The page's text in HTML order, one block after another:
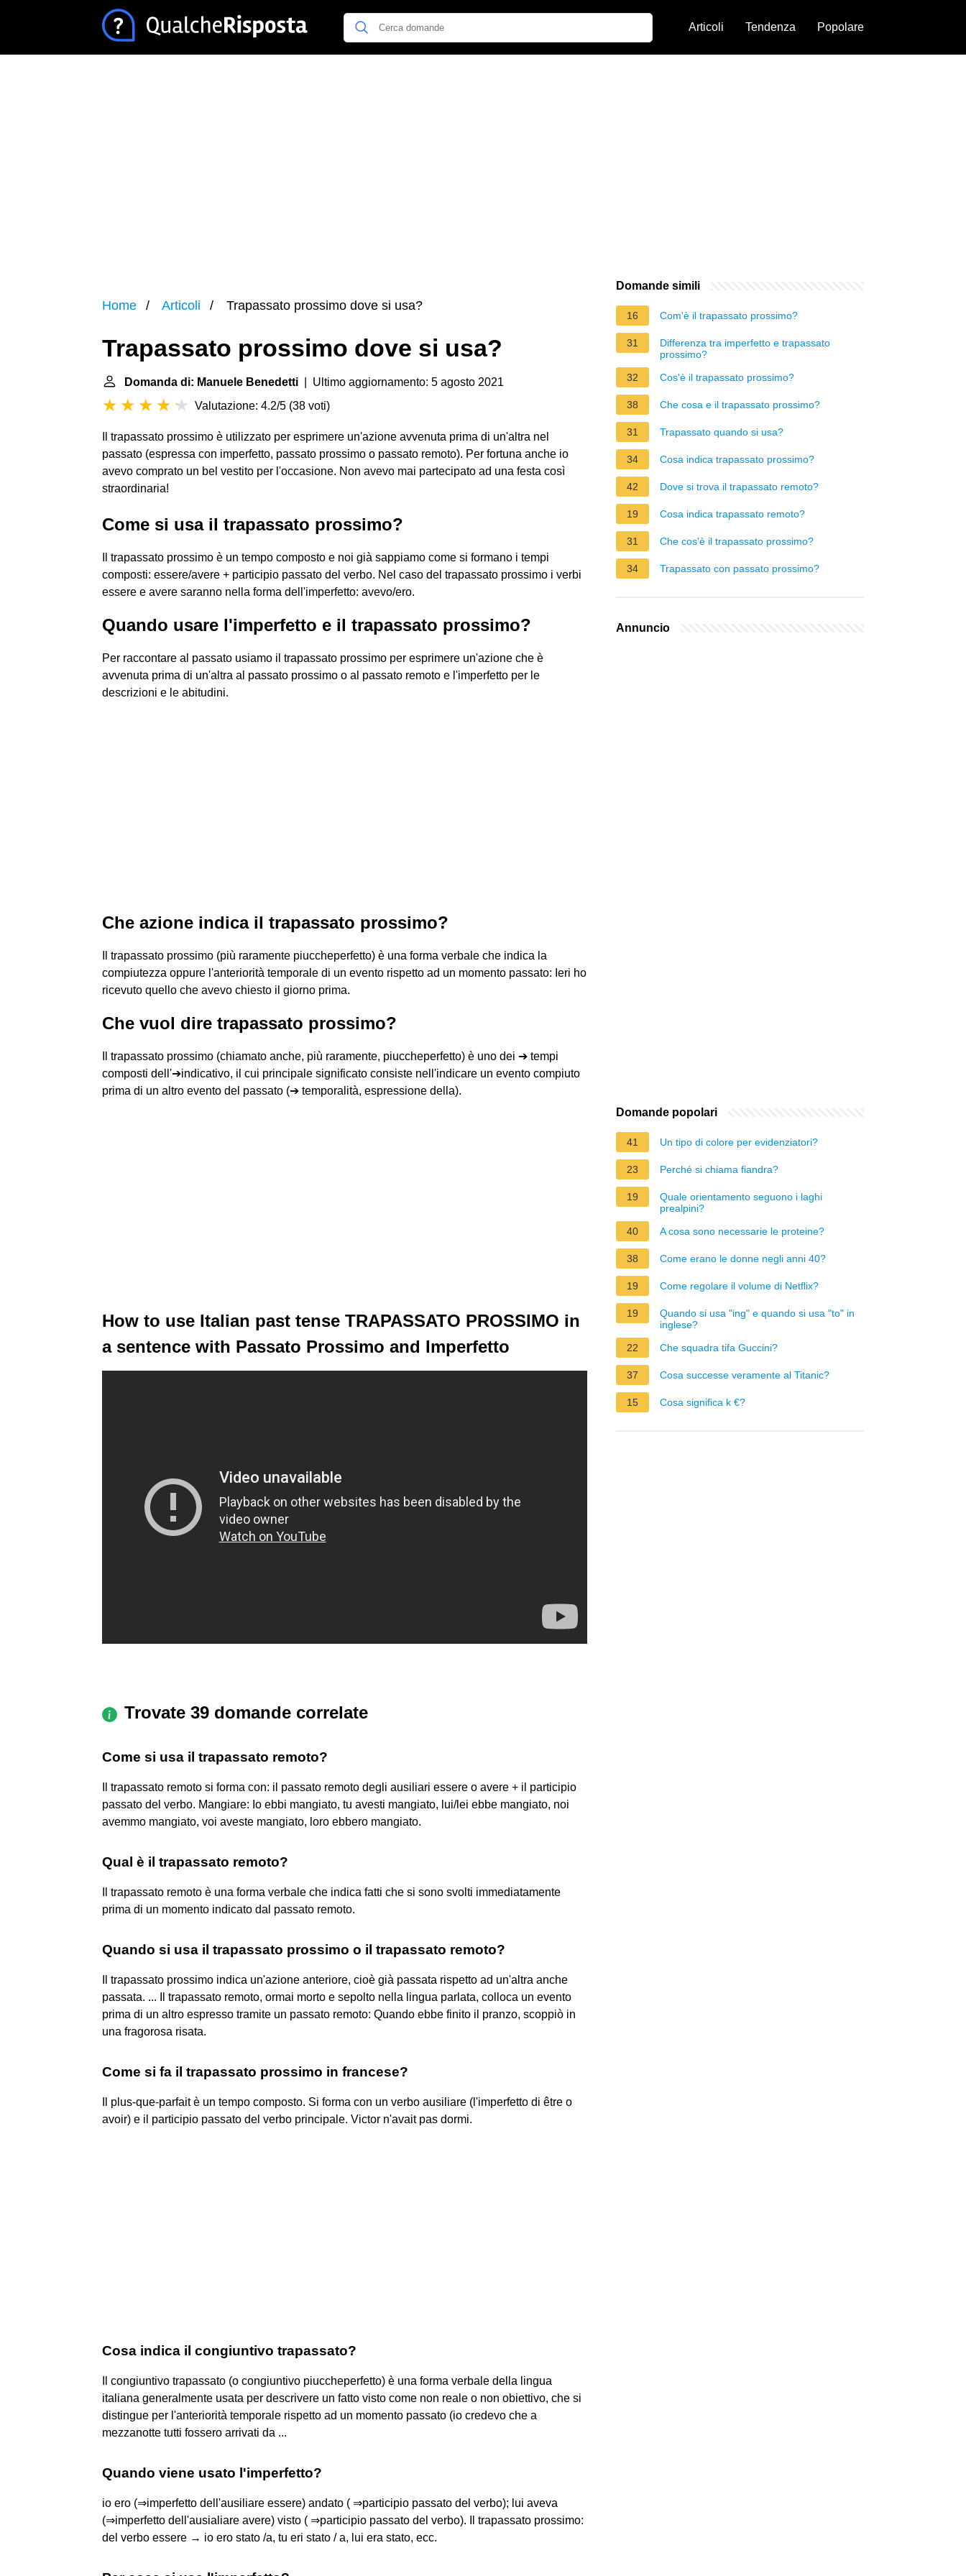
Articoli Tendenza Popolare
Home Articoli Trapassato prossimo dove si usa?
Trapassato prossimo dove si usa?
Domanda di: Manuele Benedetti | Ultimo aggiornamento: 5 agosto 2021
Valutazione: 4.2/5 (38 voti)
Il trapassato prossimo è utilizzato per esprimere un'azione avvenuta prima di un'altra nel
passato (espressa con imperfetto, passato prossimo o passato remoto). Per fortuna anche io
avevo comprato un bel vestito per l'occasione. Non avevo mai partecipato ad una festa così
straordinaria!
Come si usa il trapassato prossimo?
Il trapassato prossimo è un tempo composto e noi già sappiamo come si formano i tempi
composti: essere/avere + participio passato del verbo. Nel caso del trapassato prossimo i verbi
essere e avere saranno nella forma dell'imperfetto: avevo/ero.
Quando usare l'imperfetto e il trapassato prossimo?
Per raccontare al passato usiamo il trapassato prossimo per esprimere un'azione che è
avvenuta prima di un'altra al passato prossimo o al passato remoto e l'imperfetto per le
descrizioni e le abitudini.
Che azione indica il trapassato prossimo?
Il trapassato prossimo (più raramente piuccheperfetto) è una forma verbale che indica la
compiutezza oppure l'anteriorità temporale di un evento rispetto ad un momento passato: Ieri ho
ricevuto quello che avevo chiesto il giorno prima.
Che vuol dire trapassato prossimo?
Il trapassato prossimo (chiamato anche, più raramente, piuccheperfetto) è uno dei ➔ tempi
composti dell'➔indicativo, il cui principale significato consiste nell'indicare un evento compiuto
prima di un altro evento del passato (➔ temporalità, espressione della).
How to use Italian past tense TRAPASSATO PROSSIMO in
a sentence with Passato Prossimo and Imperfetto
Trovate 39 domande correlate
Come si usa il trapassato remoto?
Il trapassato remoto si forma con: il passato remoto degli ausiliari essere o avere + il participio
passato del verbo. Mangiare: Io ebbi mangiato, tu avesti mangiato, lui/lei ebbe mangiato, noi
avemmo mangiato, voi aveste mangiato, loro ebbero mangiato.
Qual è il trapassato remoto?
Il trapassato remoto è una forma verbale che indica fatti che si sono svolti immediatamente
prima di un momento indicato dal passato remoto.
Quando si usa il trapassato prossimo o il trapassato remoto?
Il trapassato prossimo indica un'azione anteriore, cioè già passata rispetto ad un'altra anche
passata. ... Il trapassato remoto, ormai morto e sepolto nella lingua parlata, colloca un evento
prima di un altro espresso tramite un passato remoto: Quando ebbe finito il pranzo, scoppiò in
una fragorosa risata.
Come si fa il trapassato prossimo in francese?
Il plus-que-parfait è un tempo composto. Si forma con un verbo ausiliare (l'imperfetto di être o
avoir) e il participio passato del verbo principale. Victor n'avait pas dormi.
Cosa indica il congiuntivo trapassato?
Il congiuntivo trapassato (o congiuntivo piuccheperfetto) è una forma verbale della lingua
italiana generalmente usata per descrivere un fatto visto come non reale o non obiettivo, che si
distingue per l'anteriorità temporale rispetto ad un momento passato (io credevo che a
mezzanotte tutti fossero arrivati da ...
Quando viene usato l'imperfetto?
io ero (⇒imperfetto dell'ausiliare essere) andato ( ⇒participio passato del verbo); lui aveva
(⇒imperfetto dell'ausialiare avere) visto ( ⇒participio passato del verbo). Il trapassato prossimo:
del verbo essere → io ero stato /a, tu eri stato / a, lui era stato, ecc.
Domande simili
16 Com'è il trapassato prossimo?
31
Differenza tra imperfetto e trapassato
prossimo?
32
Cos'è il trapassato prossimo?
38 Che cosa e il trapassato prossimo?
31 Trapassato quando si usa?
34 Cosa indica trapassato prossimo?
42 Dove si trova il trapassato remoto?
19 Cosa indica trapassato remoto?
31 Che cos'è il trapassato prossimo?
34 Trapassato con passato prossimo?
Annuncio
Domande popolari
41 Un tipo di colore per evidenziatori?
23 Perché si chiama fiandra?
19
Quale orientamento seguono i laghi
prealpini?
40
A cosa sono necessarie le proteine?
38 Come erano le donne negli anni 40?
19 Come regolare il volume di Netflix?
19
Quando si usa "ing" e quando si usa "to" in
inglese?
22
Che squadra tifa Guccini?
37 Cosa successe veramente al Titanic?
15 Cosa significa k €?